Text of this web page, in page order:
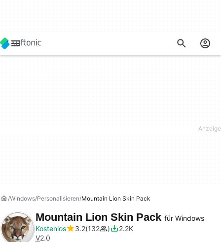
Windows Personalisieren Mountain Lion Skin Pack
Mountain Lion Skin Pack für Windows
Kostenlos
3.2 132
2.2K
V2.0